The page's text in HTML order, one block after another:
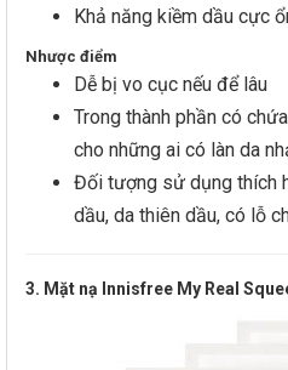
Khả năng kiềm dầu cực
Nhược điểm
Dễ bị vo cục nếu để lâu
Trong thành phần có
cho những ai có làn da
Đối tượng sử dụng thích
dầu, da thiên dầu, có lỗ
3. Mặt nạ Innisfree My Real